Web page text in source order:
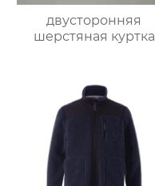
двусторонняя
шерстяная куртка